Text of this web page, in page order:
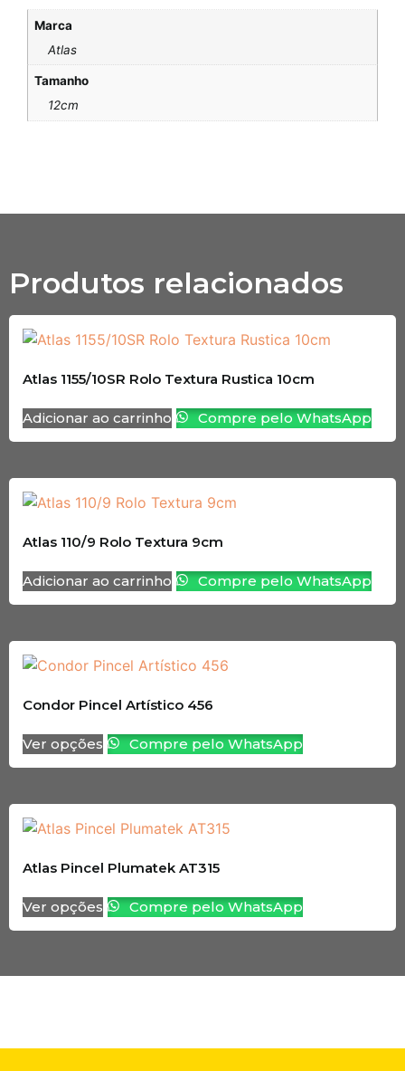
Marca
Atlas
Tamanho
12cm
Produtos relacionados
Atlas 1155/10SR Rolo Textura Rustica 10cm
Adicionar ao carrinho Compre pelo WhatsApp
Atlas 110/9 Rolo Textura 9cm
Adicionar ao carrinho Compre pelo WhatsApp
Condor Pincel Artístico 456
Ver opções Compre pelo WhatsApp
Atlas Pincel Plumatek AT315
Ver opções Compre pelo WhatsApp